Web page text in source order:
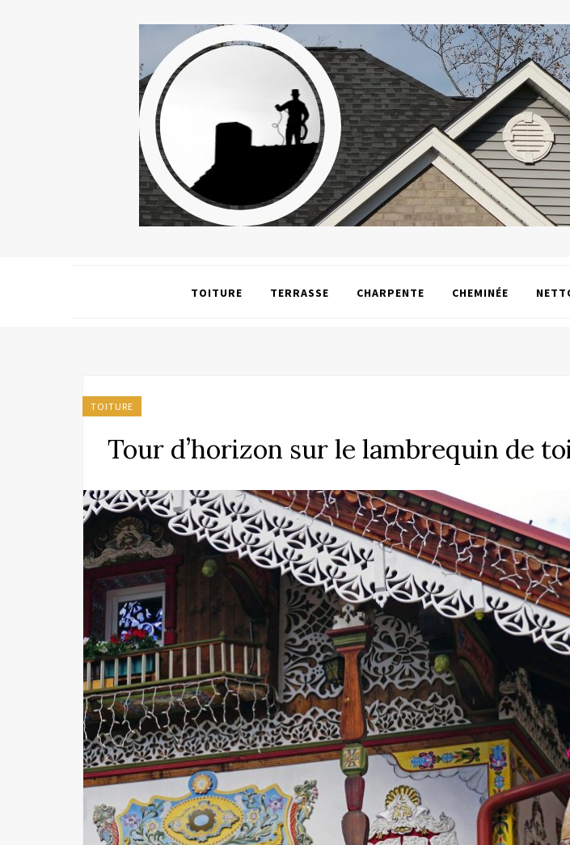
TOITURE TERRASSE CHARPENTE CHEMINÉE
TOITURE
Tour d’horizon sur le lambrequin de